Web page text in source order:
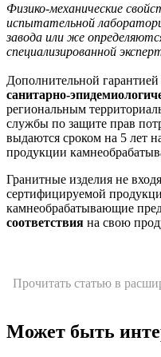
Физико-механические
испытательной
завода или же
специализированной
Дополнительной
санитарно-
региональным
службы по защите прав
выдаются сроком на 5 лет
продукции
Гранитные изделия не
сертифицируемой
камнеобрабатывающие
соответствия на свою
Прочитать статью в
Может быть